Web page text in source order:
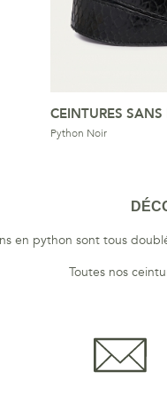
CEINTURES
Python Noir
en python sont tous
Toutes nos